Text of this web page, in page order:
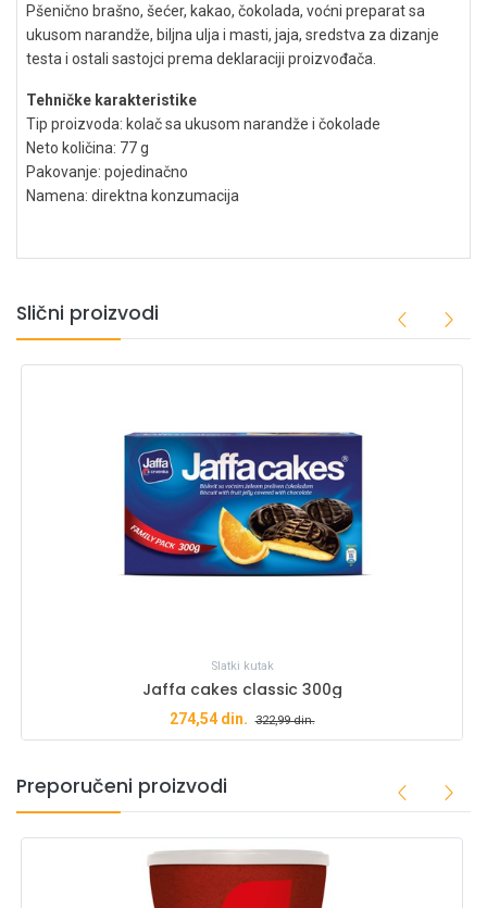
Pšenično brašno, šećer, kakao, čokolada, voćni preparat sa
ukusom narandže, biljna ulja i masti, jaja, sredstva za dizanje
testa i ostali sastojci prema deklaraciji proizvođača.
Tehničke karakteristike
Tip proizvoda: kolač sa ukusom narandže i čokolade
Neto količina: 77 g
Pakovanje: pojedinačno
Namena: direktna konzumacija
Slični proizvodi
Slatki kutak
Jaffa cakes classic 300g
274,54din. 322,99din.
Preporučeni proizvodi